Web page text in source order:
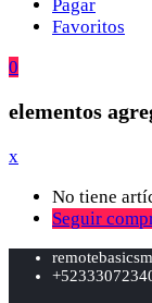
Pagar
Favoritos
0
elementos
x
No tiene
Seguir